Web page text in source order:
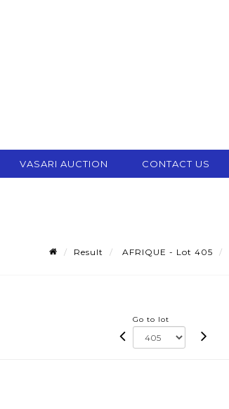
VASARI AUCTION CONTACT US
Result AFRIQUE - Lot 405
Go to lot